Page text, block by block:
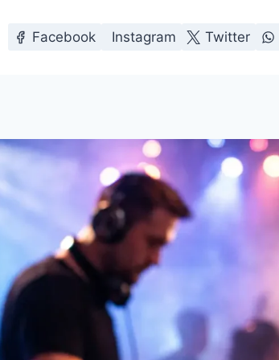
Facebook Instagram Twitter